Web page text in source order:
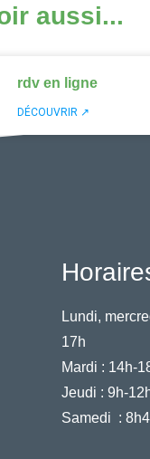
aussi...
rdv en ligne
DÉCOUVRIR ↗
Lundi,
17h
Mardi : 14h-
Jeudi : 9h-
Samedi :